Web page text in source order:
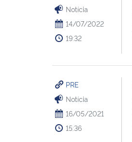
Notícia
14/07/2022
19:32
PRE
Notícia
16/05/2021
15:36